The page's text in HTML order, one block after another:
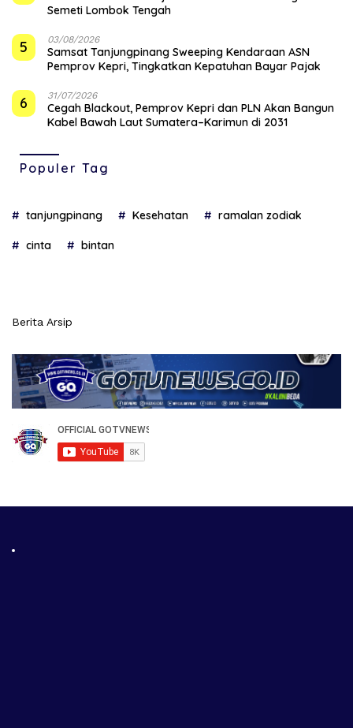
Semeti Lombok Tengah
5 03/08/2026
Samsat Tanjungpinang Sweeping Kendaraan ASN
Pemprov Kepri, Tingkatkan Kepatuhan Bayar Pajak
6 31/07/2026
Cegah Blackout, Pemprov Kepri dan PLN Akan Bangun
Kabel Bawah Laut Sumatera–Karimun di 2031
Populer Tag
tanjungpinang Kesehatan ramalan zodiak
cinta bintan
Berita Arsip